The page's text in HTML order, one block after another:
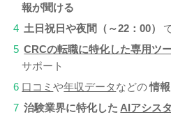
報が聞ける
4 土日祝日や夜間（～22：00）
5 CRCの転職に特化した専用ツ
サポート
6 口コミや年収データ などの情
7 治験業界に特化した AIアシス